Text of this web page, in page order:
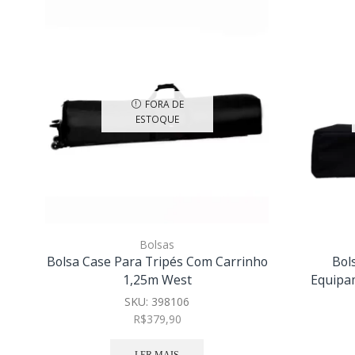
FORA DE
ESTOQUE
Bolsas
Bolsa Case Para Tripés Com Carrinho
1,25m West
SKU: 398106
R$379,90